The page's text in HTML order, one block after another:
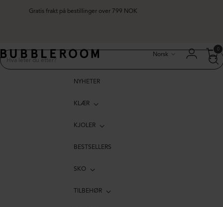
Gratis frakt på bestillinger over 799 NOK
Norsk
0
NYHETER
KLÆR
KJOLER
BESTSELLERS
SKO
TILBEHØR